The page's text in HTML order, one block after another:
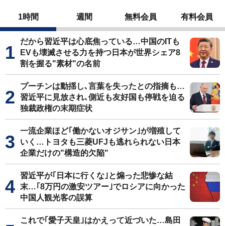
1時間 週間 無料会員 有料会員
だから習近平は心底焦っている…中国のITも
EVも壊滅させる力を持つ日本が世界シェア8
割を握る"素材"の名前
プーチンは動揺し､言葉を失ったとの指摘も…
習近平に見放され､側近も友好国も停戦を迫る
独裁政権の末期症状
一流企業ほど｢働かないオジサン｣が増殖して
いく…トヨタも三菱UFJも逃れられない日本
企業だけの"構造的欠陥"
習近平が｢日本に行くな｣と煽った悲惨な結
末…｢8万円の激安ツアー｣でロシアに向かった
中国人観光客の誤算
これで｢愛子天皇｣はかえって近づいた…島田